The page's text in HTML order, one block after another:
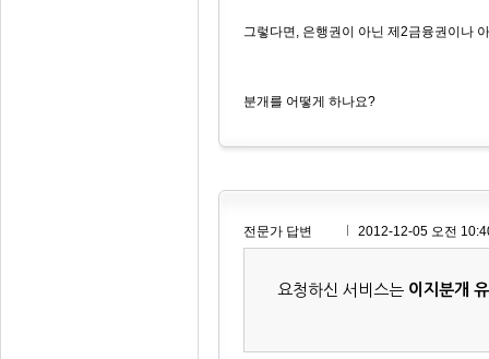
그렇다면, 은행권이 아닌 제2금융권이나
분개를 어떻게 하나요?
전문가 답변 2012-12-05 오전
요청하신 서비스는 이지분개